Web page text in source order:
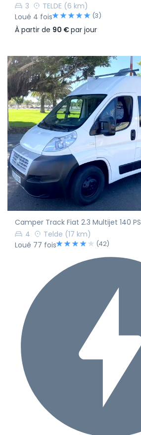
3
TELDE (6 km)
Loué 4 fois
(3)
À partir de 90 €par jour
Camper Track Fiat 2.3 Multijet 140 PS
4
Telde (17 km)
Loué 77 fois
(42)